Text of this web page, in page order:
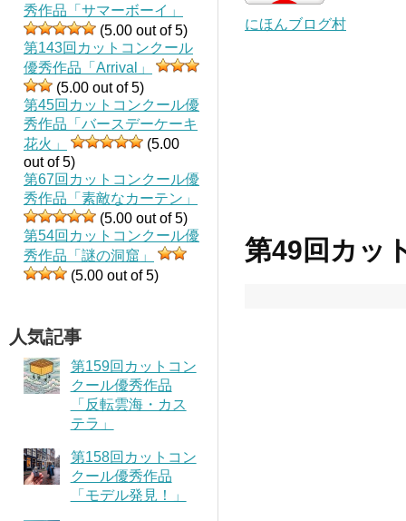
秀作品「サマーボーイ」
(5.00 out of 5)
第143回カットコンクール
優秀作品「Arrival」
(5.00 out of 5)
第45回カットコンクール優
秀作品「バースデーケーキ
花火」
(5.00
out of 5)
第67回カットコンクール優
秀作品「素敵なカーテン」
(5.00 out of 5)
第54回カットコンクール優
秀作品「謎の洞窟」
(5.00 out of 5)
人気記事
第159回カットコン
クール優秀作品
「反転雲海・カス
テラ」
第158回カットコン
クール優秀作品
「モデル発見！」
にほんブログ村
第49回カッ